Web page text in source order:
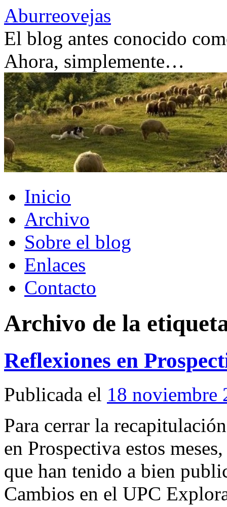
Saltar
al
contenido
Aburreovejas
El blog antes conocido
Ahora, simplemente…
Inicio
Archivo
Sobre el blog
Enlaces
Contacto
Archivo de la
Reflexiones en
Publicada el 18 noviembre
Para cerrar la
en Prospectiva estos
que han tenido a bien
Cambios en el UPC